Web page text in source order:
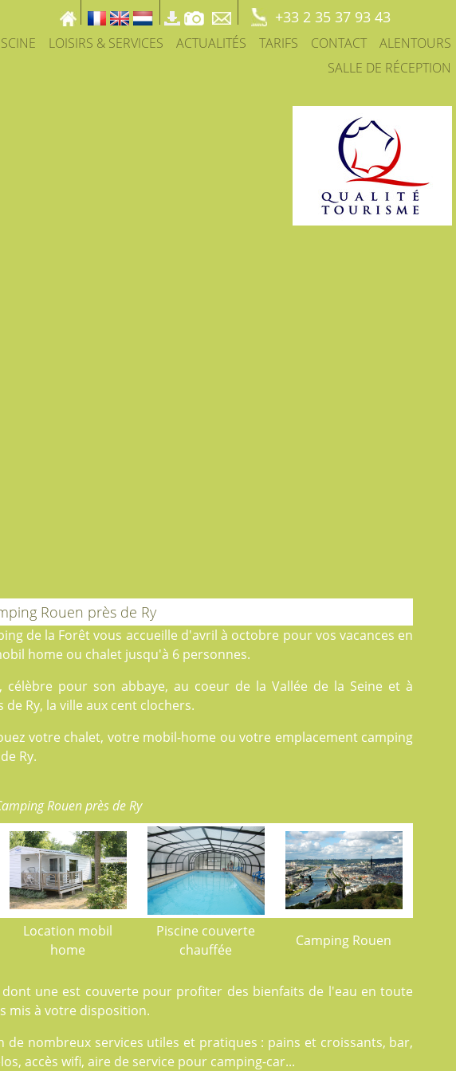
+33 2 35 37 93 43
LOISIRS & SERVICES ACTUALITÉS TARIFS CONTACT
ALENTOURS
SALLE DE RÉCEPTION
Rouen près de Ry
de la Forêtvous accueille d'avril à octobre pour vos vacances en
home ou chalet jusqu'à 6 personnes.
célèbre pour son abbaye, au coeur de la Vallée de la Seine et à
Ry, la ville aux cent clochers.
votre chalet, votre mobil-home ou votre emplacement camping
Ry.
Rouen près de Ry
Location mobil
home
Piscine couverte
chauffée
Camping Rouen
dont une est couverte pour profiter des bienfaits de l'eau en toute
mis à votre disposition.
de nombreux services utiles et pratiques : pains et croissants, bar,
accès wifi, aire de service pour camping-car...